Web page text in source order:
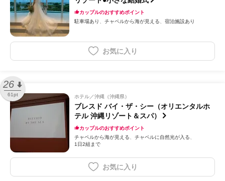
カップルのおすすめポイント
駐車場あり
チャペルから海が見える 宿泊施設あり
お気に入り
26
61pt ホテル 沖縄（沖縄県）
ブレスド バイ・ザ・シー（オリエンタルホ
テル 沖縄リゾート＆スパ）
カップルのおすすめポイント
チャペルから海が見える
チャペルに自然光が入る
1日2組まで
お気に入り